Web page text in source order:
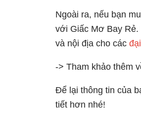
Ngoài ra, nếu bạn
với Giấc Mơ Bay Rẻ.
và nội địa cho các
-> Tham khảo thêm
Để lại thông tin của
tiết hơn nhé!